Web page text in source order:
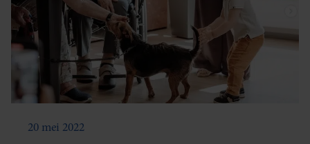
20 mei 2022